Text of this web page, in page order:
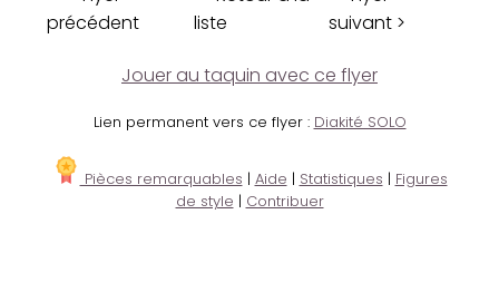
précédent
liste
suivant >
Jouer au taquin avec ce flyer
Lien permanent vers ce flyer : Diakité SOLO
Pièces remarquables | Aide | Statistiques | Figures
de style | Contribuer